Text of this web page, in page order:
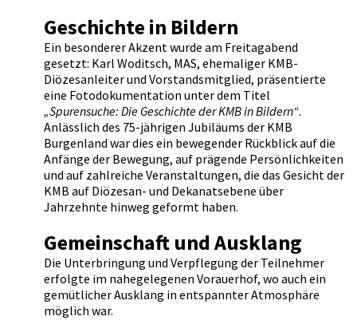
Geschichte in Bildern
Ein besonderer Akzent wurde am Freitagabend
gesetzt: Karl Woditsch, MAS, ehemaliger KMB-
Diözesanleiter und Vorstandsmitglied, präsentierte
eine Fotodokumentation unter dem Titel
„Spurensuche: Die Geschichte der KMB in Bildern“.
Anlässlich des 75-jährigen Jubiläums der KMB
Burgenland war dies ein bewegender Rückblick auf die
Anfänge der Bewegung, auf prägende Persönlichkeiten
und auf zahlreiche Veranstaltungen, die das Gesicht der
KMB auf Diözesan- und Dekanatsebene über
Jahrzehnte hinweg geformt haben.
Gemeinschaft und Ausklang
Die Unterbringung und Verpflegung der Teilnehmer
erfolgte im nahegelegenen Vorauerhof, wo auch ein
gemütlicher Ausklang in entspannter Atmosphäre
möglich war.